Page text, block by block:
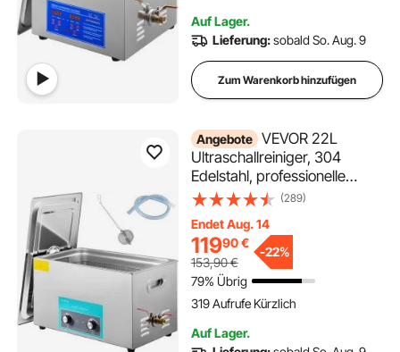
Auf Lager.
Lieferung:sobald So. Aug. 9
Zum Warenkorb hinzufügen
Angebote VEVOR 22L
Ultraschallreiniger, 304
Edelstahl, professionelle
Drehknopfsteuerung,
Heizungstimer für Schmuck,
Uhren, Brillen, Leiterplatten,
Kleinteile, zahnärztliche
Instrumente
(289)
Endet Aug. 14
11990€
153,90€
-22%
79% Übrig
319 Aufrufe Kürzlich
Auf Lager.